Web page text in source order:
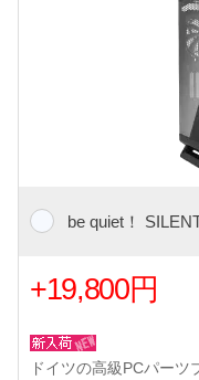
be quiet！
+19,800円
ドイツの高級PCパー